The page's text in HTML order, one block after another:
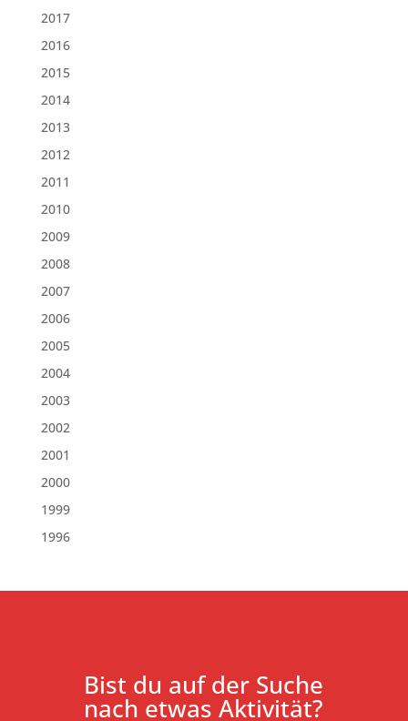
2017
2016
2015
2014
2013
2012
2011
2010
2009
2008
2007
2006
2005
2004
2003
2002
2001
2000
1999
1996
Bist du auf der Suche
nach etwas Aktivität?